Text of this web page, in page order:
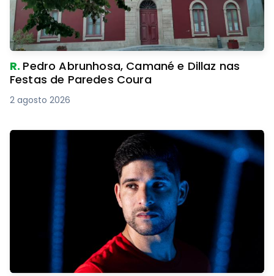
R. Pedro Abrunhosa, Camané e Dillaz nas
Festas de Paredes Coura
2 agosto 2026